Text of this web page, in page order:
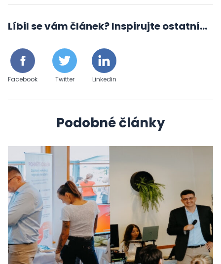
Líbil se vám článek? Inspirujte ostatní...
Facebook Twitter Linkedin
Podobné články